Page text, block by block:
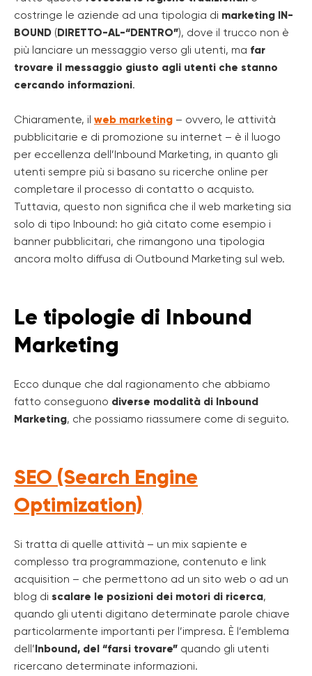
costringe le aziende ad una tipologia di marketing IN-
BOUND (DIRETTO-AL-“DENTRO”), dove il trucco non è
più lanciare un messaggio verso gli utenti, ma far
trovare il messaggio giusto agli utenti che stanno
cercando informazioni.
Chiaramente, il web marketing – ovvero, le attività
pubblicitarie e di promozione su internet – è il luogo
per eccellenza dell’Inbound Marketing, in quanto gli
utenti sempre più si basano su ricerche online per
completare il processo di contatto o acquisto.
Tuttavia, questo non significa che il web marketing sia
solo di tipo Inbound: ho già citato come esempio i
banner pubblicitari, che rimangono una tipologia
ancora molto diffusa di Outbound Marketing sul web.
Le tipologie di Inbound
Marketing
Ecco dunque che dal ragionamento che abbiamo
fatto conseguono diverse modalità di Inbound
Marketing, che possiamo riassumere come di seguito.
SEO (Search Engine
Optimization)
Si tratta di quelle attività – un mix sapiente e
complesso tra programmazione, contenuto e link
acquisition – che permettono ad un sito web o ad un
blog di scalare le posizioni dei motori di ricerca,
quando gli utenti digitano determinate parole chiave
particolarmente importanti per l’impresa. È l’emblema
dell’Inbound, del “farsi trovare” quando gli utenti
ricercano determinate informazioni.